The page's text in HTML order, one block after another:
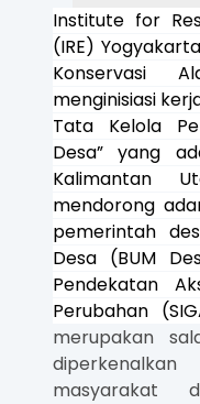
Institute for
(IRE)
Konservasi
menginisiasi
Tata Kelola
Desa” yang
Kalimantan
mendorong
pemerintah
Desa (BUM
Pendekatan
Perubahan
merupakan
masyarakat